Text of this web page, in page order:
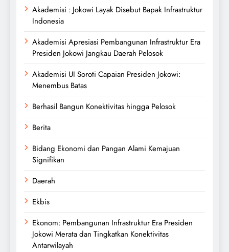
Akademisi : Jokowi Layak Disebut Bapak Infrastruktur
Indonesia
Akademisi Apresiasi Pembangunan Infrastruktur Era
Presiden Jokowi Jangkau Daerah Pelosok
Akademisi UI Soroti Capaian Presiden Jokowi:
Menembus Batas
Berhasil Bangun Konektivitas hingga Pelosok
Berita
Bidang Ekonomi dan Pangan Alami Kemajuan
Signifikan
Daerah
Ekbis
Ekonom: Pembangunan Infrastruktur Era Presiden
Jokowi Merata dan Tingkatkan Konektivitas
Antarwilayah